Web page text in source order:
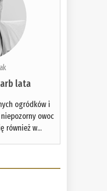
lata
ogródków i
owoc
również w...